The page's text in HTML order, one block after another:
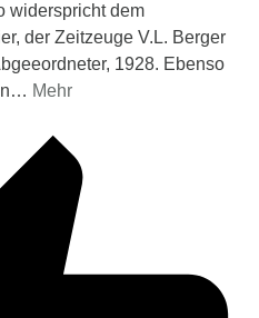
widerspricht dem
der Zeitzeuge V.L. Berger
1928. Ebenso
… Mehr